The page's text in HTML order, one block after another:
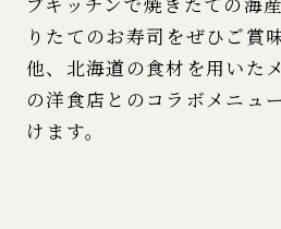
りたてのお寿司をぜひご賞
他、北海道の食材を用いた
の洋食店とのコラボメニュ
けます。